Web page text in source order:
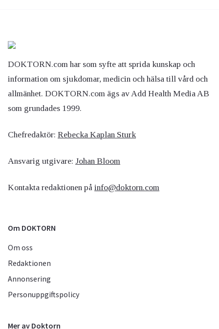
DOKTORN.com har som syfte att sprida kunskap och
information om sjukdomar, medicin och hälsa till vård och
allmänhet. DOKTORN.com ägs av Add Health Media AB
som grundades 1999.
Chefredaktör: Rebecka Kaplan Sturk
Ansvarig utgivare: Johan Bloom
Kontakta redaktionen på info@doktorn.com
Om DOKTORN
Om oss
Redaktionen
Annonsering
Personuppgiftspolicy
Mer av Doktorn